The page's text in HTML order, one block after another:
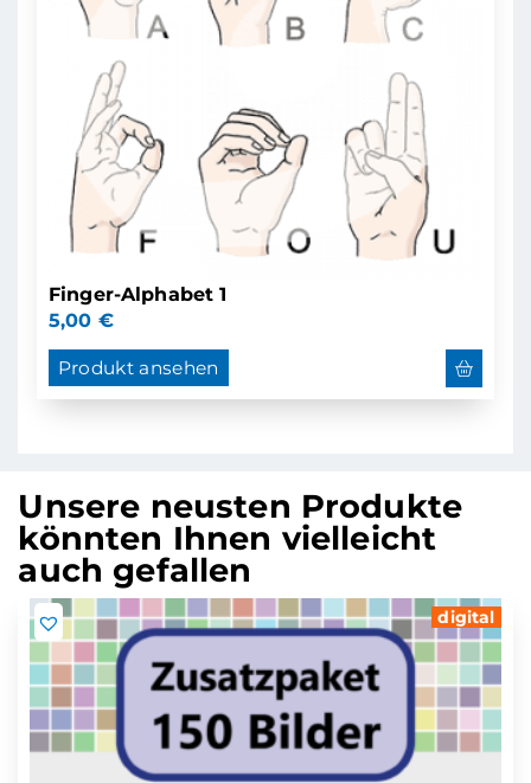
Finger-Alphabet 1
5,00 €
Produkt ansehen
Unsere neusten Produkte
könnten Ihnen vielleicht
auch gefallen
digital